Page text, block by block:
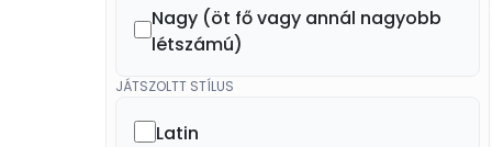
Nagy (öt fő vagy annál nagyobb
létszámú)
JÁTSZOLTT STÍLUS
Latin